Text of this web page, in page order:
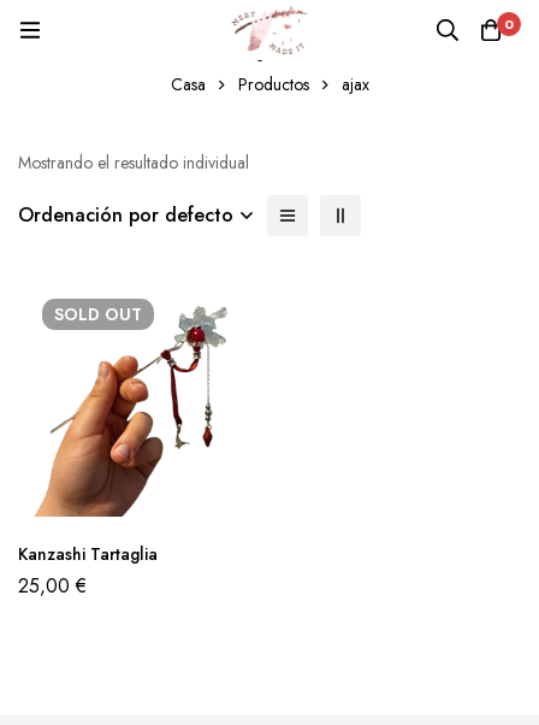
0
ajax
Casa Productos ajax
Mostrando el resultado individual
Ordenación por defecto
SOLD OUT
Kanzashi Tartaglia
25,00€